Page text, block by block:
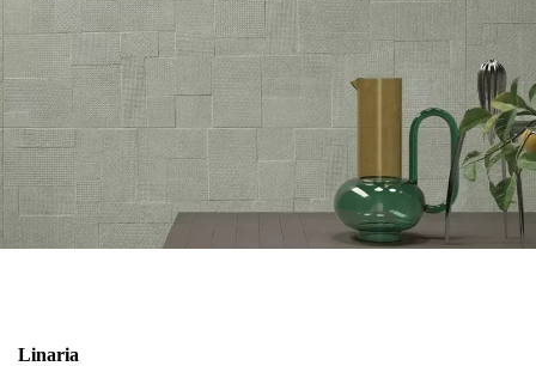
Linaria